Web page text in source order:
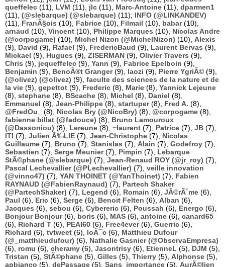
queffelec (11), LVM (11), jlc (11), Marc-Antoine (11), dparmen1
(11), (@slebarque) (@slebarque) (11), INFO (@LINKANDEV)
(11), FranÃ§ois (10), Fabrice (10), Filmail (10), babar(10),
arnaud (10), Vincent (10), Philippe Marques (10), Nicolas Andre
(@corpogame) (10), Michel Nizon (@MichelNizon) (10), Alexis
(9), David (9), Rafael (9), FredericBaud (9), Laurent Bervas (9),
Mickael (9), Hugues (9), ZISERMAN (9), Olivier Travers (9),
Chris (9), jequeffelec (9), Yann (9), Fabrice Epelboin (9),
Benjamin (9), BenoÃ®t Granger(9), laozi (9), Pierre YgriÃ© (9),
(@olivez) (@olivez) (9), faculte des sciences de la nature et de
la vie (9), gepettot (9), Frederic (8), Marie (8), Yannick Lejeune
(8), stephane (8), BScache (8), Michel (8), Daniel (8),
Emmanuel (8), Jean-Philippe (8), startuper(8), Fred A. (8),
@FredOu_
(8), Nicolas Bry (@NicoBry) (8), @corpogame (8),
fabienne billat (@fadouce) (8), Bruno Lamouroux
(@Dassoniou) (8), Lereune (8), ~laurent (7), Patrice (7), JB (7),
ITI (7), Julien Ã‰LIE (7), Jean-Christophe (7), Nicolas
Guillaume (7), Bruno (7), Stanislas (7), Alain (7), Godefroy (7),
Sebastien (7), Serge Meunier(7), Pimpin (7), Lebarque
StÃ©phane (@slebarque) (7), Jean-Renaud ROY (@jr_roy) (7),
Pascal Lechevallier (@PLechevallier) (7), veille innovation
(@vinno47) (7), YAN THOINET (@YanThoinet) (7), Fabien
RAYNAUD (@FabienRaynaud) (7), Partech Shaker
(@PartechShaker) (7), Legend (6), Romain (6), JÃ©rÃ´me (6),
Paul (6), Eric (6), Serge (6), Benoit Felten (6), Alban (6),
Jacques (6), sebou (6), Cybereric (6), Poussah (6), Energo (6),
Bonjour Bonjour(6), boris (6), MAS (6), antoine (6), canard65
(6), Richard T (6), PEAI60 (6), Free4ever(6), Guerric (6),
Richard (6), tvtweet (6), loÃ¯c (6), Matthieu Dufour
(@_matthieudufour) (6), Nathalie Gasnier (@ObservaEmpresa)
(6), romu (6), cheramy (6), Jasontrisy (6), EtienneL (5), DJM (5),
Tristan (5), StÃ©phane (5), Gilles (5), Thierry (5), Alphonse (5),
apbianco (5), dePassage (5), Sans_importance (5), AurÃ©lien